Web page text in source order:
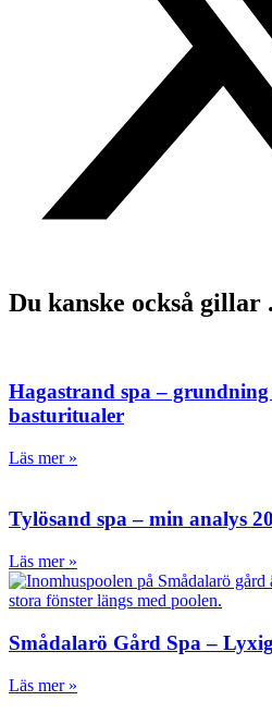
Du kanske också gillar
Hagastrand spa – grundning
basturitualer
Läs mer »
Tylösand spa – min analys
Läs mer »
Smådalarö Gård Spa –
Läs mer »